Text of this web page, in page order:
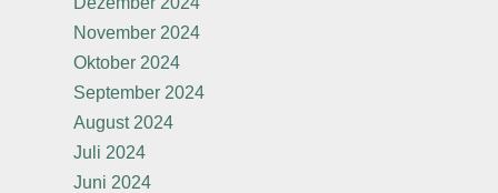
November 2024
Oktober 2024
September 2024
August 2024
Juli 2024
Juni 2024